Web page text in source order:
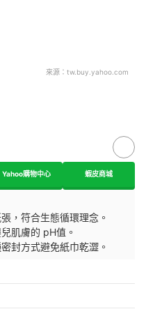
來源： tw.buy.yahoo.com
Yahoo購物中心 蝦⽪商城
，符合生態循環理念。
肌膚的 pH值。
封方式避免紙巾乾澀。